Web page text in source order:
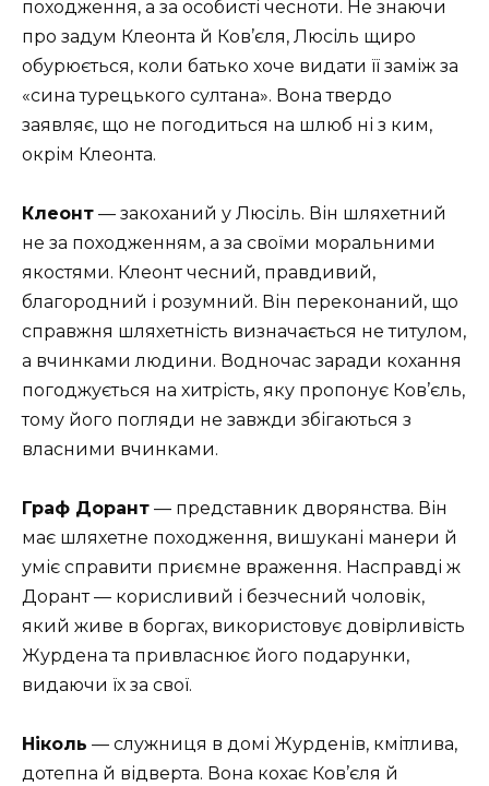
походження, а за особисті чесноти. Не знаючи
про задум Клеонта й Ков’єля, Люсіль щиро
обурюється, коли батько хоче видати її заміж за
«сина турецького султана». Вона твердо
заявляє, що не погодиться на шлюб ні з ким,
окрім Клеонта.
Клеонт — закоханий у Люсіль. Він шляхетний
не за походженням, а за своїми моральними
якостями. Клеонт чесний, правдивий,
благородний і розумний. Він переконаний, що
справжня шляхетність визначається не титулом,
а вчинками людини. Водночас заради кохання
погоджується на хитрість, яку пропонує Ков’єль,
тому його погляди не завжди збігаються з
власними вчинками.
Граф Дорант — представник дворянства. Він
має шляхетне походження, вишукані манери й
уміє справити приємне враження. Насправді ж
Дорант — корисливий і безчесний чоловік,
який живе в боргах, використовує довірливість
Журдена та привласнює його подарунки,
видаючи їх за свої.
Ніколь — служниця в домі Журденів, кмітлива,
дотепна й відверта. Вона кохає Ков’єля й